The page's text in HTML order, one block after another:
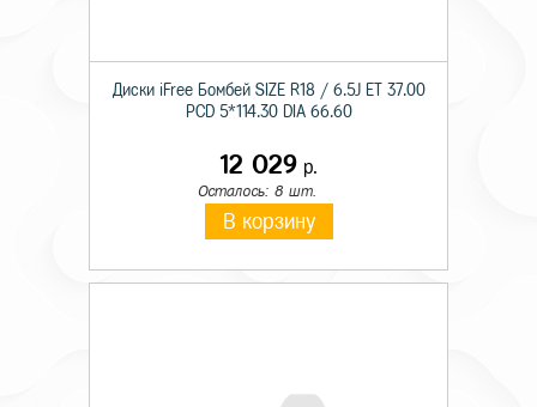
Диски iFree Бомбей SIZE R18 / 6.5J ET 37.00
PCD 5*114.30 DIA 66.60
12 029 р.
Осталось: 8 шт.
В корзину